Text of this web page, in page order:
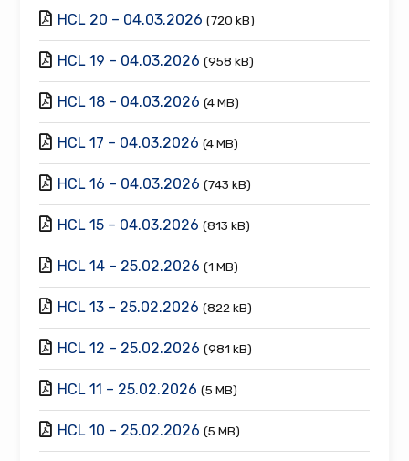
HCL 20 – 04.03.2026 (720 kB)
HCL 19 – 04.03.2026 (958 kB)
HCL 18 – 04.03.2026 (4 MB)
HCL 17 – 04.03.2026 (4 MB)
HCL 16 – 04.03.2026 (743 kB)
HCL 15 – 04.03.2026 (813 kB)
HCL 14 – 25.02.2026 (1 MB)
HCL 13 – 25.02.2026 (822 kB)
HCL 12 – 25.02.2026 (981 kB)
HCL 11 – 25.02.2026 (5 MB)
HCL 10 – 25.02.2026 (5 MB)